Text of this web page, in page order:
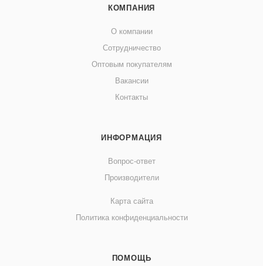
КОМПАНИЯ
О компании
Сотрудничество
Оптовым покупателям
Вакансии
Контакты
ИНФОРМАЦИЯ
Вопрос-ответ
Производители
Карта сайта
Политика конфиденциальности
ПОМОЩЬ